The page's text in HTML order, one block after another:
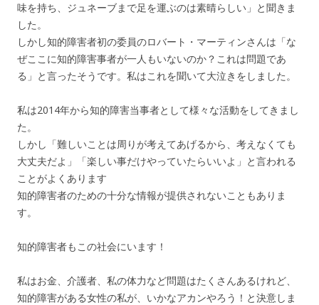
味を持ち、ジュネーブまで足を運ぶのは素晴らしい」と聞きま
した。
しかし知的障害者初の委員のロバート・マーティンさんは「な
ぜここに知的障害事者が一人もいないのか？これは問題であ
る」と言ったそうです。私はこれを聞いて大泣きをしました。
私は2014年から知的障害当事者として様々な活動をしてきまし
た。
しかし「難しいことは周りが考えてあげるから、考えなくても
大丈夫だよ」「楽しい事だけやっていたらいいよ」と言われる
ことがよくあります
知的障害者のための十分な情報が提供されないこともありま
す。
知的障害者もこの社会にいます！
私はお金、介護者、私の体力など問題はたくさんあるけれど、
知的障害がある女性の私が、いかなアカンやろう！と決意しま